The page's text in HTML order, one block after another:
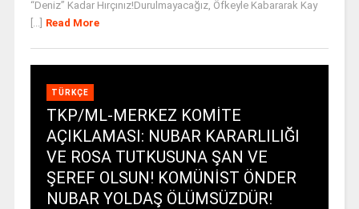
“Deniz” Kadar Hırçınız!Durulmayacağız, Öfkeyle Kabararak Kay
Read More
TÜRKÇE
TKP/ML-MERKEZ KOMİTE
AÇIKLAMASI: NUBAR KARARLILIĞI
VE ROSA TUTKUSUNA ŞAN VE
ŞEREF OLSUN! KOMÜNİST ÖNDER
NUBAR YOLDAŞ ÖLÜMSÜZDÜR!